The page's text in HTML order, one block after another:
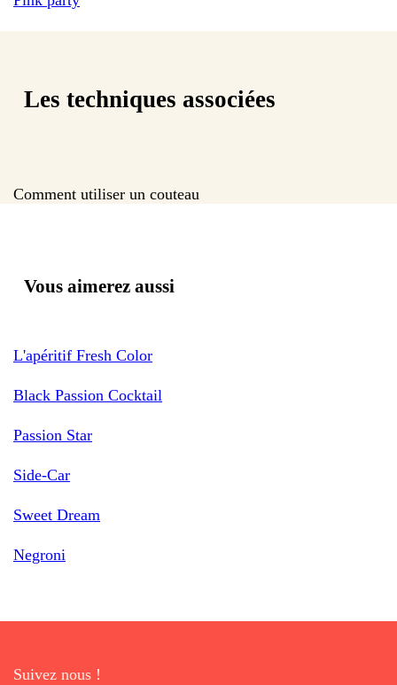
Les techniques associées
Comment utiliser un couteau
Vous aimerez aussi
L'apéritif Fresh Color
Black Passion Cocktail
Passion Star
Side-Car
Sweet Dream
Negroni
Suivez nous !